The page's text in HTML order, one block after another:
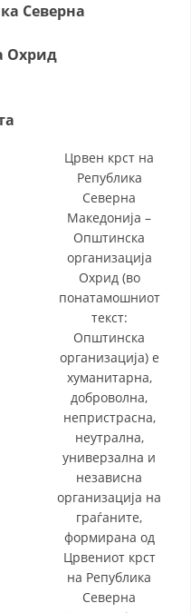
Северна
Охрид
Црвен крст на
Република
Северна
Македонија –
Општинска
организација
Охрид (во
понатамошниот
текст:
Општинска
организација) е
хуманитарна,
доброволна,
непристрасна,
неутрална,
универзална и
независна
организација на
граѓаните,
формирана од
Црвениот крст
на Република
Северна